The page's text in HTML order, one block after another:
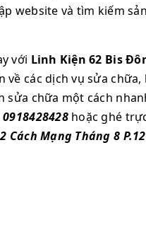
website và tìm kiếm
với Linh Kiện 62 Bis
về các dịch vụ sửa chữa,
sửa chữa một cách
hoặc ghé
Cách Mạng Tháng 8